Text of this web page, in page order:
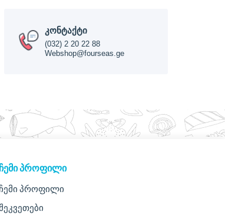
კონტაქტი
(032) 2 20 22 88
Webshop@fourseas.ge
ᲩᲔᲛᲘ ᲞᲠᲝᲤᲘᲚᲘ
ჩემი პროფილი